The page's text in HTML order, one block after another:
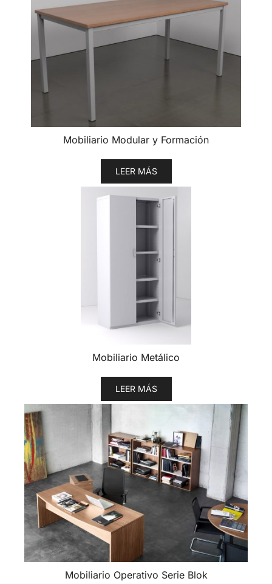
Mobiliario Modular y Formación
LEER MÁS
Mobiliario Metálico
LEER MÁS
Mobiliario Operativo Serie Blok